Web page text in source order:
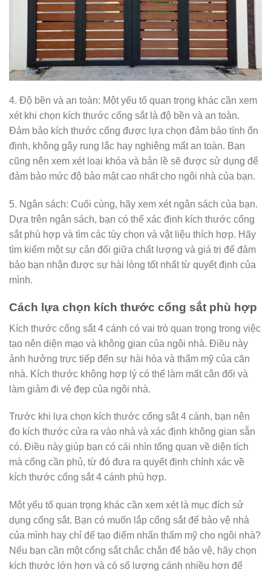
4. Độ bền và an toàn: Một yếu tố quan trọng khác cần xem
xét khi chọn kích thước cổng sắt là độ bền và an toàn.
Đảm bảo kích thước cổng được lựa chọn đảm bảo tính ổn
định, không gây rung lắc hay nghiêng mất an toàn. Bạn
cũng nên xem xét loại khóa và bản lề sẽ được sử dụng để
đảm bảo mức độ bảo mật cao nhất cho ngôi nhà của bạn.
5. Ngân sách: Cuối cùng, hãy xem xét ngân sách của bạn.
Dựa trên ngân sách, bạn có thể xác định kích thước cổng
sắt phù hợp và tìm các tùy chọn và vật liệu thích hợp. Hãy
tìm kiếm một sự cân đối giữa chất lượng và giá trị để đảm
bảo bạn nhận được sự hài lòng tốt nhất từ quyết định của
mình.
Cách lựa chọn kích thước cổng sắt phù hợp
Kích thước cổng sắt 4 cánh có vai trò quan trọng trong việc
tạo nên diện mạo và không gian của ngôi nhà. Điều này
ảnh hưởng trực tiếp đến sự hài hòa và thẩm mỹ của căn
nhà. Kích thước không hợp lý có thể làm mất cân đối và
làm giảm đi vẻ đẹp của ngôi nhà.
Trước khi lựa chọn kích thước cổng sắt 4 cánh, bạn nên
đo kích thước cửa ra vào nhà và xác định không gian sẵn
có. Điều này giúp bạn có cái nhìn tổng quan về diện tích
mà cổng cần phủ, từ đó đưa ra quyết định chính xác về
kích thước cổng sắt 4 cánh phù hợp.
Một yếu tố quan trọng khác cần xem xét là mục đích sử
dụng cổng sắt. Bạn có muốn lắp cổng sắt để bảo vệ nhà
của mình hay chỉ để tạo điểm nhấn thẩm mỹ cho ngôi nhà?
Nếu bạn cần một cổng sắt chắc chắn để bảo vệ, hãy chọn
kích thước lớn hơn và có số lượng cánh nhiều hơn để